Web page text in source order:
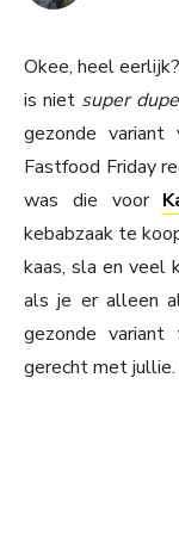
Okee, heel
is niet super
gezonde
Fastfood Friday
was die voor
kebabzaak te
kaas, sla en veel
als je er alleen
gezonde
gerecht met jullie.